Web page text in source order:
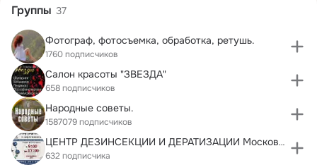
Группы 37
Фотограф, фотосъемка, обработка, ретушь.
1760 подписчиков
Салон красоты "ЗВЕЗДА"
658 подписчиков
Народные советы.
1587079 подписчиков
ЦЕНТР ДЕЗИНСЕКЦИИ И ДЕРАТИЗАЦИИ Московской области
632 подписчика